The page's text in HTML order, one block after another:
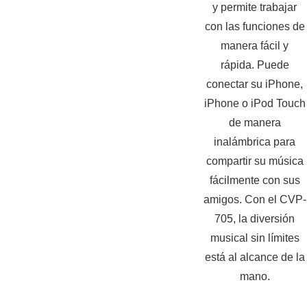
y permite trabajar
con las funciones de
manera fácil y
rápida. Puede
conectar su iPhone,
iPhone o iPod Touch
de manera
inalámbrica para
compartir su música
fácilmente con sus
amigos. Con el CVP-
705, la diversión
musical sin límites
está al alcance de la
mano.